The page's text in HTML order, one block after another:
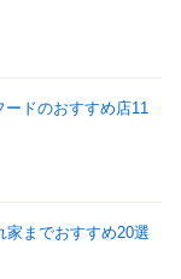
ードのおすすめ店11
家までおすすめ20選